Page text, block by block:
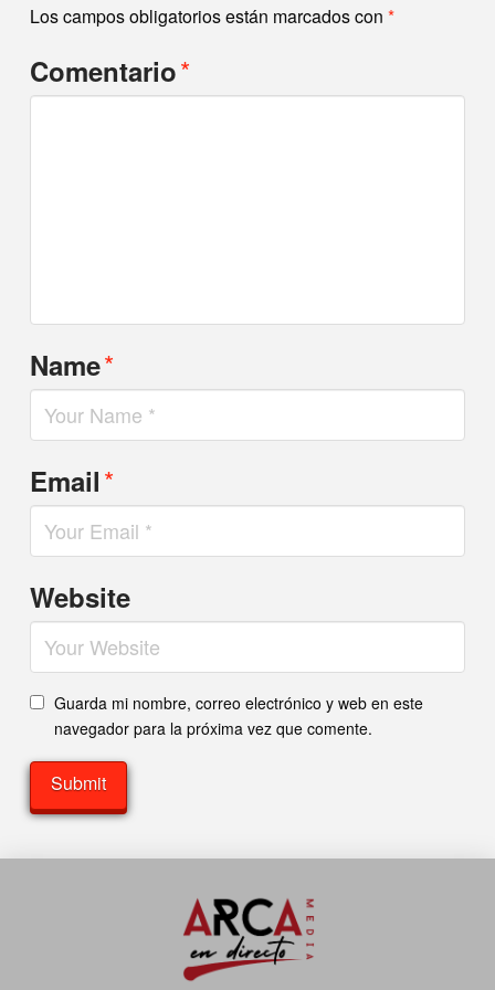
Los campos obligatorios están marcados con *
Comentario*
Name*
Email*
Website
Guarda mi nombre, correo electrónico y web en este
navegador para la próxima vez que comente.